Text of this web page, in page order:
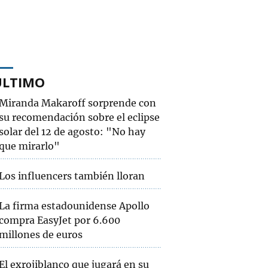
Makaroff sorprende con
recomendación sobre el eclipse
del 12 de agosto: "No hay
mirarlo"
influencers también lloran
firma estadounidense Apollo
EasyJet por 6.600
de euros
exrojiblanco que jugará en su